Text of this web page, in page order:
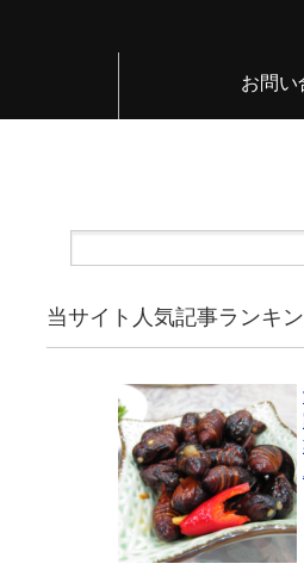
お問い
当サイト人気記事ランキ